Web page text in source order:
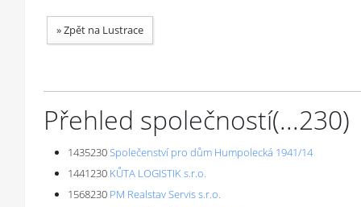
»Zpět na Lustrace
Přehled společností(...230)
1435230Společenství pro dům Humpolecká 1941/14
1441230 KŮTA LOGISTIK s.r.o.
1568230 PM Realstav Servis s.r.o.